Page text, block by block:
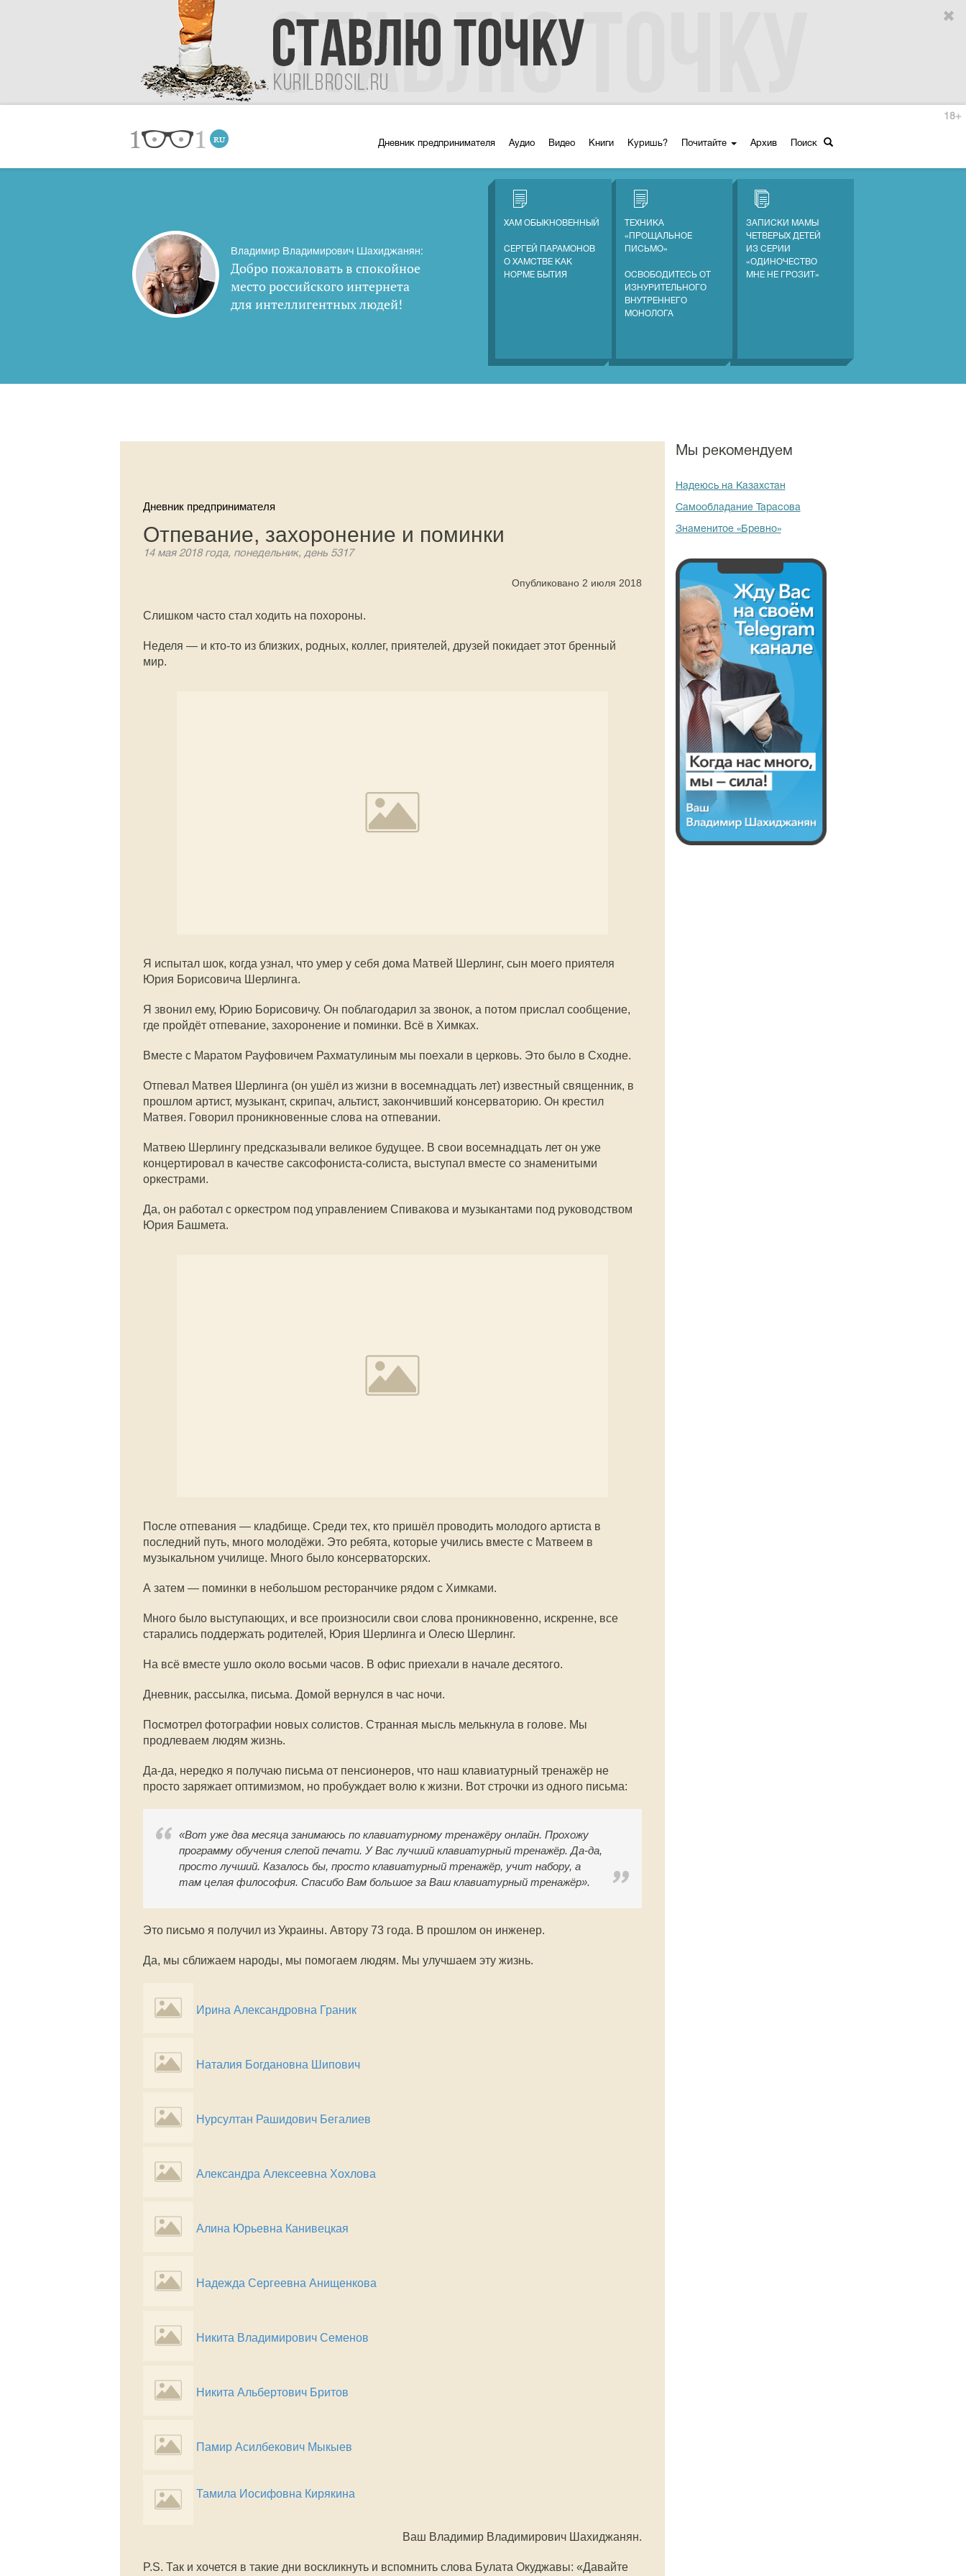
Дневник предпринимателя Аудио Видео Книги Куришь? Почитайте Архив Поиск
18+
Владимир Владимирович Шахиджанян:
Добро пожаловать в спокойное
место российского интернета
для интеллигентных людей!
ХАМ ОБЫКНОВЕННЫЙ
СЕРГЕЙ ПАРАМОНОВ
О ХАМСТВЕ КАК
НОРМЕ БЫТИЯ
ТЕХНИКА
«ПРОЩАЛЬНОЕ
ПИСЬМО»
ОСВОБОДИТЕСЬ ОТ
ИЗНУРИТЕЛЬНОГО
ВНУТРЕННЕГО
МОНОЛОГА
ЗАПИСКИ МАМЫ
ЧЕТВЕРЫХ ДЕТЕЙ
ИЗ СЕРИИ
«ОДИНОЧЕСТВО
МНЕ НЕ ГРОЗИТ»
Дневник предпринимателя
Отпевание, захоронение и поминки
14 мая 2018 года, понедельник, день 5317
Опубликовано 2 июля 2018
Слишком часто стал ходить на похороны.
Неделя — и кто-то из близких, родных, коллег, приятелей, друзей покидает этот бренный
мир.
Я испытал шок, когда узнал, что умер у себя дома Матвей Шерлинг, сын моего приятеля
Юрия Борисовича Шерлинга.
Я звонил ему, Юрию Борисовичу. Он поблагодарил за звонок, а потом прислал сообщение,
где пройдёт отпевание, захоронение и поминки. Всё в Химках.
Вместе с Маратом Рауфовичем Рахматулиным мы поехали в церковь. Это было в Сходне.
Отпевал Матвея Шерлинга (он ушёл из жизни в восемнадцать лет) известный священник, в
прошлом артист, музыкант, скрипач, альтист, закончивший консерваторию. Он крестил
Матвея. Говорил проникновенные слова на отпевании.
Матвею Шерлингу предсказывали великое будущее. В свои восемнадцать лет он уже
концертировал в качестве саксофониста-солиста, выступал вместе со знаменитыми
оркестрами.
Да, он работал с оркестром под управлением Спивакова и музыкантами под руководством
Юрия Башмета.
После отпевания — кладбище. Среди тех, кто пришёл проводить молодого артиста в
последний путь, много молодёжи. Это ребята, которые учились вместе с Матвеем в
музыкальном училище. Много было консерваторских.
А затем — поминки в небольшом ресторанчике рядом с Химками.
Много было выступающих, и все произносили свои слова проникновенно, искренне, все
старались поддержать родителей, Юрия Шерлинга и Олесю Шерлинг.
На всё вместе ушло около восьми часов. В офис приехали в начале десятого.
Дневник, рассылка, письма. Домой вернулся в час ночи.
Посмотрел фотографии новых солистов. Странная мысль мелькнула в голове. Мы
продлеваем людям жизнь.
Да-да, нередко я получаю письма от пенсионеров, что наш клавиатурный тренажёр не
просто заряжает оптимизмом, но пробуждает волю к жизни. Вот строчки из одного письма:
«Вот уже два месяца занимаюсь по клавиатурному тренажёру онлайн. Прохожу
программу обучения слепой печати. У Вас лучший клавиатурный тренажёр. Да-да,
просто лучший. Казалось бы, просто клавиатурный тренажёр, учит набору, а
там целая философия. Спасибо Вам большое за Ваш клавиатурный тренажёр».
Это письмо я получил из Украины. Автору 73 года. В прошлом он инженер.
Да, мы сближаем народы, мы помогаем людям. Мы улучшаем эту жизнь.
Ирина Александровна Граник
Наталия Богдановна Шипович
Нурсултан Рашидович Бегалиев
Александра Алексеевна Хохлова
Алина Юрьевна Канивецкая
Надежда Сергеевна Анищенкова
Никита Владимирович Семенов
Никита Альбертович Бритов
Памир Асилбекович Мыкыев
Тамила Иосифовна Кирякина
Ваш Владимир Владимирович Шахиджанян.
P.S. Так и хочется в такие дни воскликнуть и вспомнить слова Булата Окуджавы: «Давайте
Мы рекомендуем
Надеюсь на Казахстан
Самообладание Тарасова
Знаменитое «Бревно»